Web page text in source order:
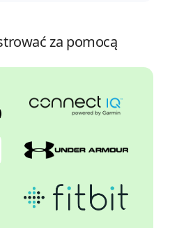
za pomocą